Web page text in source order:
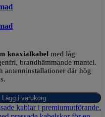
koaxialkabel med låg
brandhämmande mantel.
antenninstallationer där hög
Lägg i varukorg